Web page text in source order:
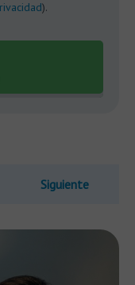
).
Siguiente